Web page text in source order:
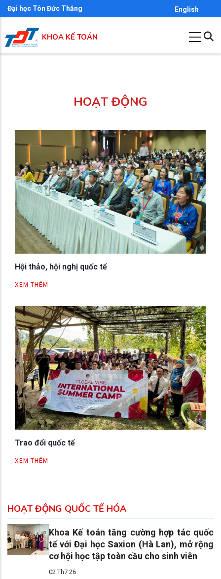
Nhảy
đến
nội
dung
Đại học Tôn Đức Thắng English
KHOA KẾ TOÁN
HOẠT ĐỘNG
Hội thảo, hội nghị quốc tế
XEM THÊM
Trao đổi quốc tế
XEM THÊM
HOẠT ĐỘNG QUỐC TẾ HÓA
Khoa Kế toán tăng cường hợp tác quốc
tế với Đại học Saxion (Hà Lan), mở rộng
cơ hội học tập toàn cầu cho sinh viên
02 Th7 26